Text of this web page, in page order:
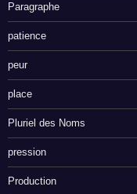
Paragraphe
patience
peur
place
Pluriel des Noms
pression
Production